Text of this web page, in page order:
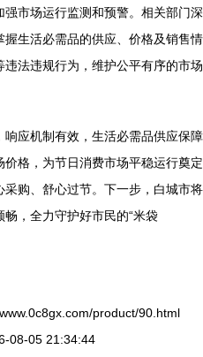
市场运行监测和预警。相关部门深
生活必需品的供应、价格及销售情
法违规行为，维护公平有序的市场
应机制有效，生活必需品供应保障
格，为节日消费市场平稳运行奠定
购、舒心过节。下一步，白城市将
，全力守护好市民的“米袋
product/90.html
08-05 21:34:44